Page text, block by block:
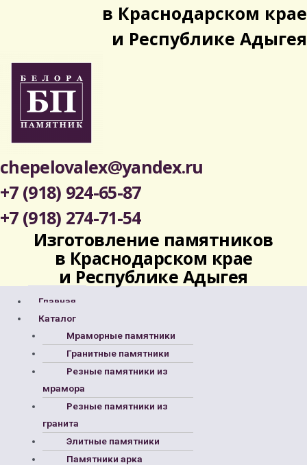
в Краснодарском крае
и Республике Адыгея
chepelovalex@yandex.ru
+7 (918) 924-65-87
+7 (918) 274-71-54
Изготовление памятников
в Краснодарском крае
и Республике Адыгея
Главная
Каталог
Мраморные памятники
Гранитные памятники
Резные памятники из
мрамора
Резные памятники из
гранита
Элитные памятники
Памятники арка